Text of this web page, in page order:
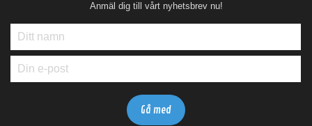
Anmäl dig till vårt nyhetsbrev nu!